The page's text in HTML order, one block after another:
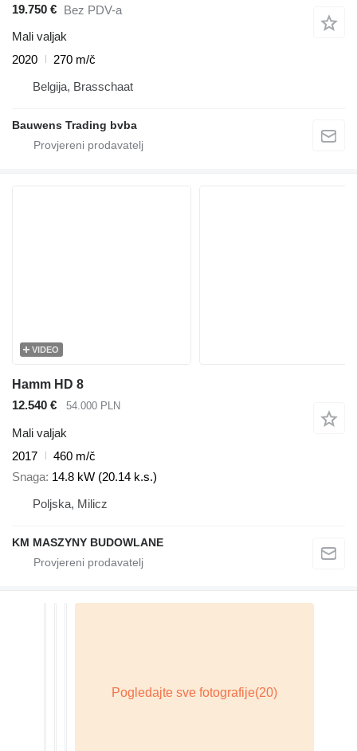
19.750 €
Bez PDV-a
Mali valjak
2020
270 m/č
Belgija, Brasschaat
Bauwens Trading bvba
VIDEO
Hamm HD 8
12.540 €
54.000 PLN
Mali valjak
2017
460 m/č
Snaga 14.8 kW (20.14 k.s.)
Poljska, Milicz
KM MASZYNY BUDOWLANE